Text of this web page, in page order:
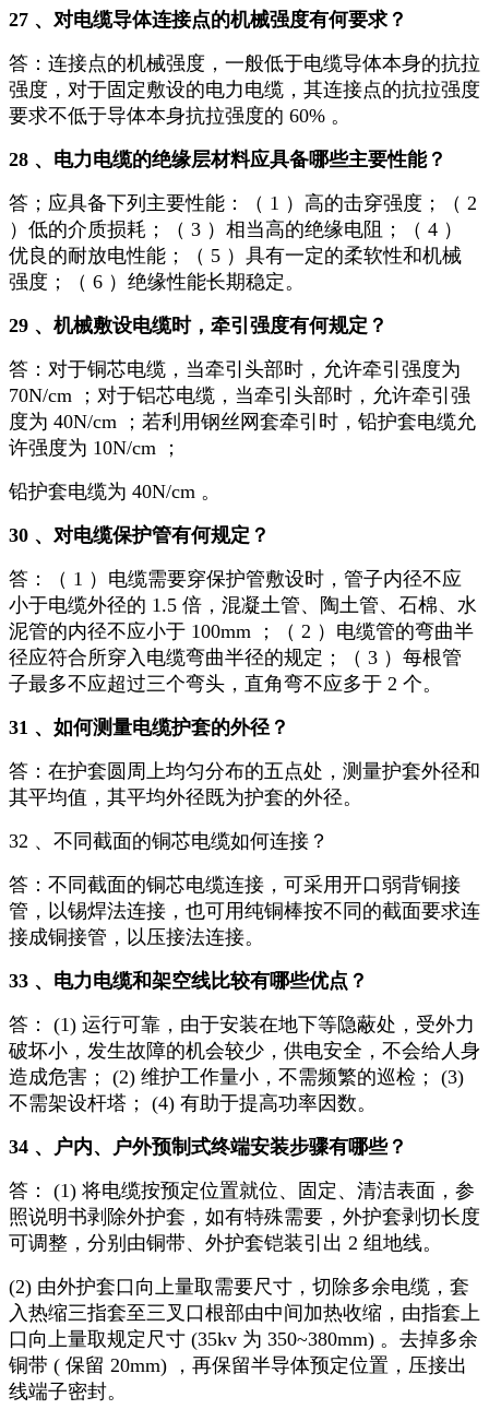
27 、对电缆导体连接点的机械强度有何要求？
答：连接点的机械强度，一般低于电缆导体本身的抗拉
强度，对于固定敷设的电力电缆，其连接点的抗拉强度
要求不低于导体本身抗拉强度的 60% 。
28 、电力电缆的绝缘层材料应具备哪些主要性能？
答；应具备下列主要性能：（ 1 ）高的击穿强度；（ 2
）低的介质损耗；（ 3 ）相当高的绝缘电阻；（ 4 ）
优良的耐放电性能；（ 5 ）具有一定的柔软性和机械
强度；（ 6 ）绝缘性能长期稳定。
29 、机械敷设电缆时，牵引强度有何规定？
答：对于铜芯电缆，当牵引头部时，允许牵引强度为
70N/cm ；对于铝芯电缆，当牵引头部时，允许牵引强
度为 40N/cm ；若利用钢丝网套牵引时，铅护套电缆允
许强度为 10N/cm ；
铅护套电缆为 40N/cm 。
30 、对电缆保护管有何规定？
答：（ 1 ）电缆需要穿保护管敷设时，管子内径不应
小于电缆外径的 1.5 倍，混凝土管、陶土管、石棉、水
泥管的内径不应小于 100mm ；（ 2 ）电缆管的弯曲半
径应符合所穿入电缆弯曲半径的规定；（ 3 ）每根管
子最多不应超过三个弯头，直角弯不应多于 2 个。
31 、如何测量电缆护套的外径？
答：在护套圆周上均匀分布的五点处，测量护套外径和
其平均值，其平均外径既为护套的外径。
32 、不同截面的铜芯电缆如何连接？
答：不同截面的铜芯电缆连接，可采用开口弱背铜接
管，以锡焊法连接，也可用纯铜棒按不同的截面要求连
接成铜接管，以压接法连接。
33 、电力电缆和架空线比较有哪些优点？
答： (1) 运行可靠，由于安装在地下等隐蔽处，受外力
破坏小，发生故障的机会较少，供电安全，不会给人身
造成危害； (2) 维护工作量小，不需频繁的巡检； (3)
不需架设杆塔； (4) 有助于提高功率因数。
34 、户内、户外预制式终端安装步骤有哪些？
答： (1) 将电缆按预定位置就位、固定、清洁表面，参
照说明书剥除外护套，如有特殊需要，外护套剥切长度
可调整，分别由铜带、外护套铠装引出 2 组地线。
(2) 由外护套口向上量取需要尺寸，切除多余电缆，套
入热缩三指套至三叉口根部由中间加热收缩，由指套上
口向上量取规定尺寸 (35kv 为 350~380mm) 。去掉多余
铜带 ( 保留 20mm) ，再保留半导体预定位置，压接出
线端子密封。